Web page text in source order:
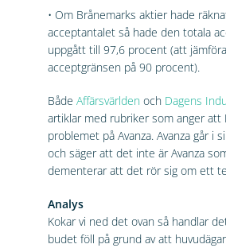
• Om Brånemarks aktier hade
acceptantalet så hade den totala
uppgått till 97,6 procent (att
acceptgränsen på 90 procent).
Både Affärsvärlden och Dagens
artiklar med rubriker som anger att
problemet på Avanza. Avanza går i
och säger att det inte är Avanza
dementerar att det rör sig om ett
Analys
Kokar vi ned det ovan så handlar
budet föll på grund av att